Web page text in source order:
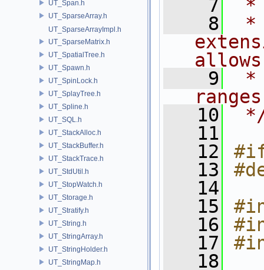
UT_Span.h
UT_SparseArray.h
UT_SparseArrayImpl.h
UT_SparseMatrix.h
UT_SpatialTree.h
UT_Spawn.h
UT_SpinLock.h
UT_SplayTree.h
UT_Spline.h
UT_SQL.h
UT_StackAlloc.h
UT_StackBuffer.h
UT_StackTrace.h
UT_StdUtil.h
UT_StopWatch.h
UT_Storage.h
UT_Stratify.h
UT_String.h
UT_StringArray.h
UT_StringHolder.h
UT_StringMap.h
    7
*
    8
*
    9
*
   10
   11
   12
   13
   14
   15
   16
   17
   18